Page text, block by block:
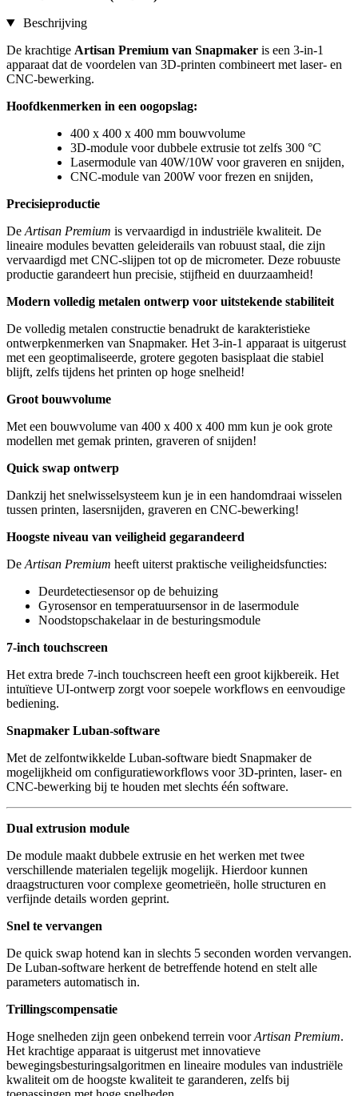
Beschrijving
De krachtige Artisan Premium van Snapmaker is een 3-in-1
apparaat dat de voordelen van 3D-printen combineert met laser- en
CNC-bewerking.
Hoofdkenmerken in een oogopslag:
400 x 400 x 400 mm bouwvolume
3D-module voor dubbele extrusie tot zelfs 300 °C
Lasermodule van 40W/10W voor graveren en snijden,
CNC-module van 200W voor frezen en snijden,
Precisieproductie
De Artisan Premium is vervaardigd in industriële kwaliteit. De
lineaire modules bevatten geleiderails van robuust staal, die zijn
vervaardigd met CNC-slijpen tot op de micrometer. Deze robuuste
productie garandeert hun precisie, stijfheid en duurzaamheid!
Modern volledig metalen ontwerp voor uitstekende stabiliteit
De volledig metalen constructie benadrukt de karakteristieke
ontwerpkenmerken van Snapmaker. Het 3-in-1 apparaat is uitgerust
met een geoptimaliseerde, grotere gegoten basisplaat die stabiel
blijft, zelfs tijdens het printen op hoge snelheid!
Groot bouwvolume
Met een bouwvolume van 400 x 400 x 400 mm kun je ook grote
modellen met gemak printen, graveren of snijden!
Quick swap ontwerp
Dankzij het snelwisselsysteem kun je in een handomdraai wisselen
tussen printen, lasersnijden, graveren en CNC-bewerking!
Hoogste niveau van veiligheid gegarandeerd
De Artisan Premium heeft uiterst praktische veiligheidsfuncties:
Deurdetectiesensor op de behuizing
Gyrosensor en temperatuursensor in de lasermodule
Noodstopschakelaar in de besturingsmodule
7-inch touchscreen
Het extra brede 7-inch touchscreen heeft een groot kijkbereik. Het
intuïtieve UI-ontwerp zorgt voor soepele workflows en eenvoudige
bediening.
Snapmaker Luban-software
Met de zelfontwikkelde Luban-software biedt Snapmaker de
mogelijkheid om configuratieworkflows voor 3D-printen, laser- en
CNC-bewerking bij te houden met slechts één software.
Dual extrusion module
De module maakt dubbele extrusie en het werken met twee
verschillende materialen tegelijk mogelijk. Hierdoor kunnen
draagstructuren voor complexe geometrieën, holle structuren en
verfijnde details worden geprint.
Snel te vervangen
De quick swap hotend kan in slechts 5 seconden worden vervangen.
De Luban-software herkent de betreffende hotend en stelt alle
parameters automatisch in.
Trillingscompensatie
Hoge snelheden zijn geen onbekend terrein voorArtisan Premium.
Het krachtige apparaat is uitgerust met innovatieve
bewegingsbesturingsalgoritmen en lineaire modules van industriële
kwaliteit om de hoogste kwaliteit te garanderen, zelfs bij